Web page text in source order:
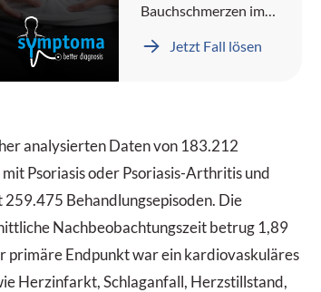
Bauchschmerzen im
Quadranten und
Leberblutungen
Jetzt Fall lösen
analysierten Daten von 183.212
Psoriasis oder Psoriasis-Arthritis und
259.475 Behandlungsepisoden. Die
Nachbeobachtungszeit betrug 1,89
primäre Endpunkt war ein kardiovaskuläres
Herzinfarkt, Schlaganfall, Herzstillstand,